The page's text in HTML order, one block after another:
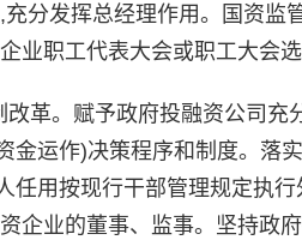
分发挥总经理作用。国资监
业职工代表大会或职工大会
。赋予政府投融资公司充
金运作)决策程序和制度。落
任用按现行干部管理规定执
企业的董事、监事。坚持政